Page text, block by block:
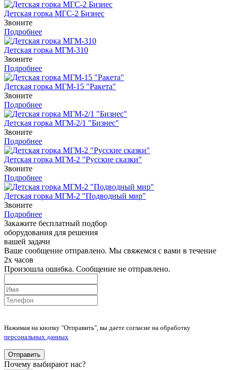
Детская горка МГС-2 Бизнес
Звоните
Подробнее
Детская горка МГМ-310
Звоните
Подробнее
Детская горка МГМ-15 "Ракета"
Звоните
Подробнее
Детская горка МГМ-2/1 "Бизнес"
Звоните
Подробнее
Детская горка МГМ-2 "Русские сказки"
Звоните
Подробнее
Детская горка МГМ-2 "Подводный мир"
Звоните
Подробнее
Закажите бесплатный подбор
оборудования для решения
вашей задачи
Ваше сообщение отправлено. Мы свяжемся с вами в течение
2х часов
Произошла ошибка. Сообщение не отправлено.
Нажимая на кнопку "Отправить", вы даете согласие на обработку
персональных данных
Отправить
Почему выбирают нас?